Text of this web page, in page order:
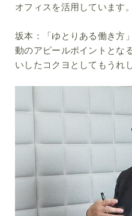
オフィスを活用しています。
坂本：
「ゆとりある働き
動のアピールポイントとな
いしたコクヨとしてもうれ